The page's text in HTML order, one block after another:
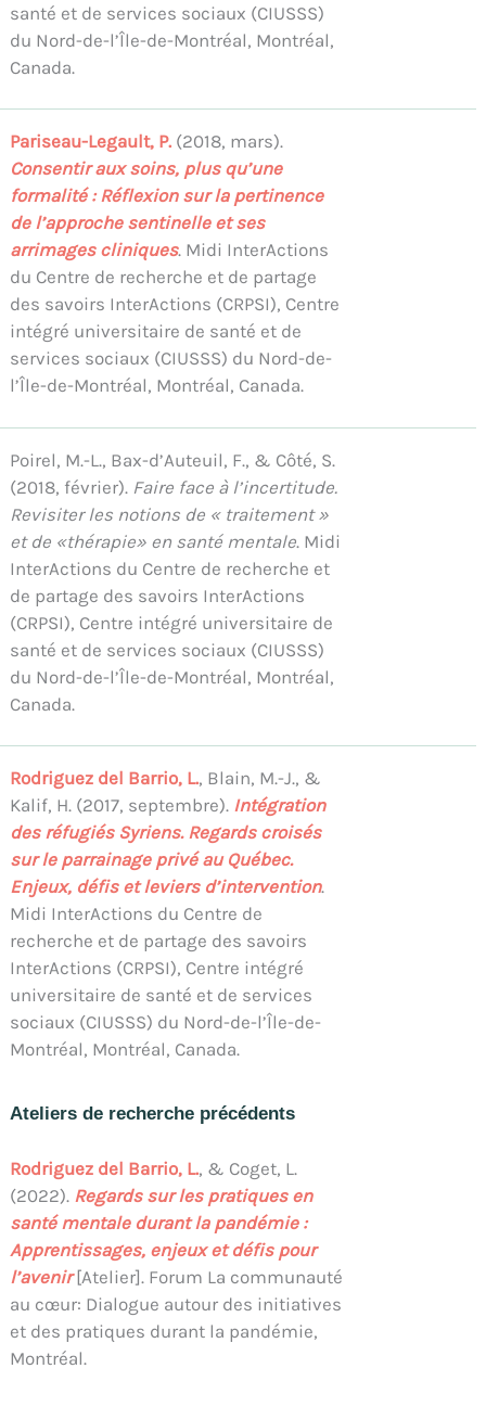
santé et de services sociaux (CIUSSS)
du Nord-de-l’Île-de-Montréal, Montréal,
Canada.
Pariseau-Legault, P. (2018, mars).
Consentir aux soins, plus qu’une
formalité : Réflexion sur la pertinence
de l’approche sentinelle et ses
arrimages cliniques. Midi InterActions
du Centre de recherche et de partage
des savoirs InterActions (CRPSI), Centre
intégré universitaire de santé et de
services sociaux (CIUSSS) du Nord-de-
l’Île-de-Montréal, Montréal, Canada.
Poirel, M.-L., Bax-d’Auteuil, F., & Côté, S.
(2018, février). Faire face à l’incertitude.
Revisiter les notions de « traitement »
et de «thérapie» en santé mentale. Midi
InterActions du Centre de recherche et
de partage des savoirs InterActions
(CRPSI), Centre intégré universitaire de
santé et de services sociaux (CIUSSS)
du Nord-de-l’Île-de-Montréal, Montréal,
Canada.
Rodriguez del Barrio, L., Blain, M.-J., &
Kalif, H. (2017, septembre). Intégration
des réfugiés Syriens. Regards croisés
sur le parrainage privé au Québec.
Enjeux, défis et leviers d’intervention.
Midi InterActions du Centre de
recherche et de partage des savoirs
InterActions (CRPSI), Centre intégré
universitaire de santé et de services
sociaux (CIUSSS) du Nord-de-l’Île-de-
Montréal, Montréal, Canada.
Ateliers de recherche précédents
Rodriguez del Barrio, L., & Coget, L.
(2022). Regards sur les pratiques en
santé mentale durant la pandémie :
Apprentissages, enjeux et défis pour
l’avenir [Atelier]. Forum La communauté
au cœur: Dialogue autour des initiatives
et des pratiques durant la pandémie,
Montréal.